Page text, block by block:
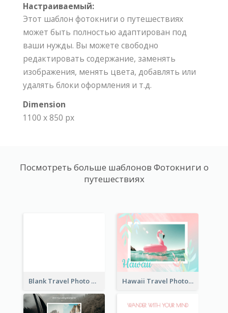
Настраиваемый:
Этот шаблон фотокниги о путешествиях
может быть полностью адаптирован под
ваши нужды. Вы можете свободно
редактировать содержание, заменять
изображения, менять цвета, добавлять или
удалять блоки оформления и т.д.
Dimension
1100 x 850 px
Посмотреть больше шаблонов Фотокниги о
путешествиях
Blank Travel Photo Book Hawaii Travel Photo Book